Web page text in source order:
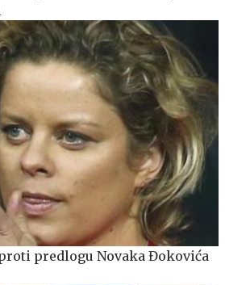
predlogu Novaka Đokovića